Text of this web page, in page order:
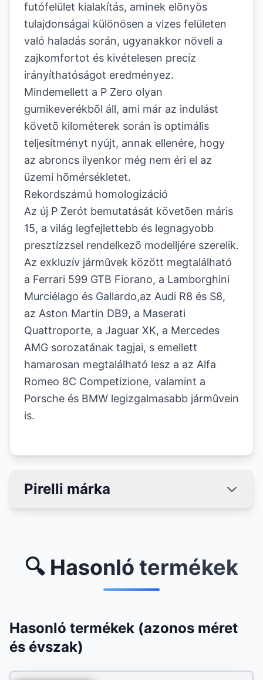
futófelület kialakítás, aminek elõnyös
tulajdonságai különösen a vizes felületen
való haladás során, ugyanakkor növeli a
zajkomfortot és kivételesen precíz
irányíthatóságot eredményez.
Mindemellett a P Zero olyan
gumikeverékbõl áll, ami már az indulást
követõ kilométerek során is optimális
teljesítményt nyújt, annak ellenére, hogy
az abroncs ilyenkor még nem éri el az
üzemi hõmérsékletet.
Rekordszámú homologizáció
Az új P Zerót bemutatását követõen máris
15, a világ legfejlettebb és legnagyobb
presztízzsel rendelkezõ modelljére szerelik.
Az exkluzív jármûvek között megtalálható
a Ferrari 599 GTB Fiorano, a Lamborghini
Murciélago és Gallardo,az Audi R8 és S8,
az Aston Martin DB9, a Maserati
Quattroporte, a Jaguar XK, a Mercedes
AMG sorozatának tagjai, s emellett
hamarosan megtalálható lesz a az Alfa
Romeo 8C Competizione, valamint a
Porsche és BMW legizgalmasabb jármûvein
is.
Pirelli márka
🔍 Hasonló termékek
Hasonló termékek (azonos méret
és évszak)